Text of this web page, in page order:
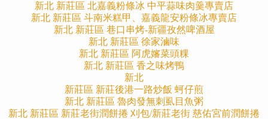
新北 新莊區 北嘉義粉條冰 中平蒜味肉羹專賣店
新北 新莊區 斗南米糕甲、嘉義龍安粉條冰專賣店
新北 新莊區 巷口串烤-新疆孜然啤酒屋
新北 新莊區 徐家滷味
新北 新莊區 阿虎嬸菜頭粿
新北 新莊區 香之味烤鴨
新北
新莊區 新莊後港一路炒飯 蚵仔煎
新北 新莊區 魯肉發無刺虱目魚粥
新北 新莊區 新莊老街潤餅捲 刈包/新莊老街 慈佑宮前潤餅捲